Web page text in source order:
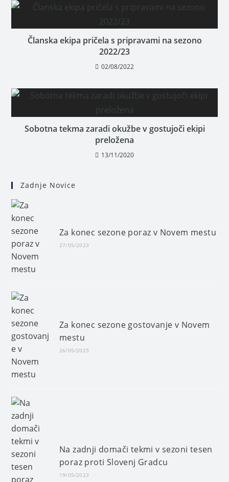
Članska ekipa pričela s pripravami na sezono
2022/23
02/08/2022
Sobotna tekma zaradi okužbe v gostujoči ekipi
preložena
13/11/2020
Zadnje Novice
Za konec sezone poraz v Novem mestu
27/05/2023
Za konec sezone gostovanje v Novem
mestu
26/05/2023
Na zadnji domači tekmi v sezoni tesen
poraz proti Slovenj Gradcu
19/05/2023